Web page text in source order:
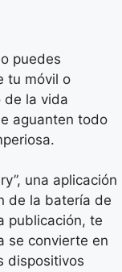
puedes
tu móvil o
de la vida
aguanten todo
una aplicación
de la batería de
publicación, te
se convierte en
dispositivos